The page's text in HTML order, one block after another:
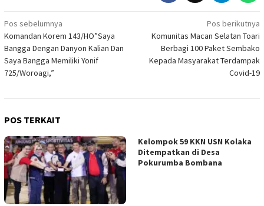
Navigasi
pos
Pos sebelumnya
Komandan Korem 143/HO”Saya
Bangga Dengan Danyon Kalian Dan
Saya Bangga Memiliki Yonif
725/Woroagi,”
Pos berikutnya
Komunitas Macan Selatan Toari
Berbagi 100 Paket Sembako
Kepada Masyarakat Terdampak
Covid-19
POS TERKAIT
Kelompok 59 KKN USN Kolaka
Ditempatkan di Desa
Pokurumba Bombana